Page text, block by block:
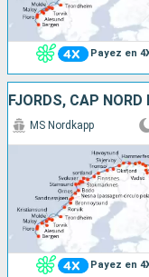
Payez en
FJORDS, CAP NORD
Payez en
MS Nordkapp